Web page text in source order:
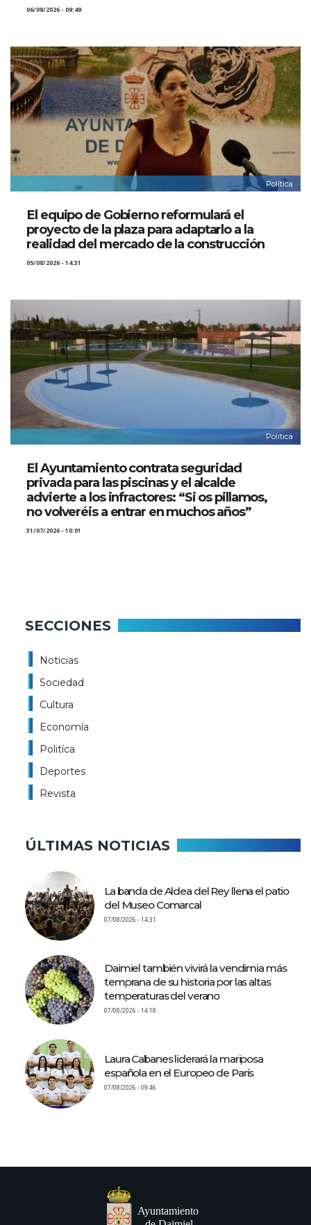
06/08/2026 - 09:49
Política
El equipo de Gobierno reformulará el
proyecto de la plaza para adaptarlo a la
realidad del mercado de la construcción
05/08/2026 - 14:31
Política
El Ayuntamiento contrata seguridad
privada para las piscinas y el alcalde
advierte a los infractores: “Si os pillamos,
no volveréis a entrar en muchos años”
31/07/2026 - 10:01
SECCIONES
Noticias
Sociedad
Cultura
Economía
Politíca
Deportes
Revista
ÚLTIMAS NOTICIAS
La banda de Aldea del Rey llena el patio
del Museo Comarcal
07/08/2026 - 14:31
Daimiel también vivirá la vendimia más
temprana de su historia por las altas
temperaturas del verano
07/08/2026 - 14:18
Laura Cabanes liderará la mariposa
española en el Europeo de París
07/08/2026 - 09:46